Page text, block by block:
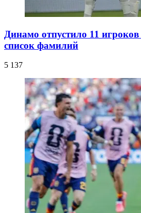
Динамо отпустило 11 игроков
список фамилий
5 137